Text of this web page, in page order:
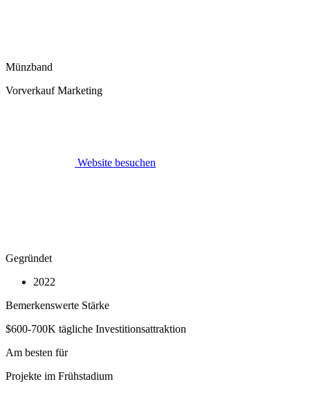
Münzband
Vorverkauf Marketing
Website besuchen
Gegründet
2022
Bemerkenswerte Stärke
$600-700K tägliche Investitionsattraktion
Am besten für
Projekte im Frühstadium